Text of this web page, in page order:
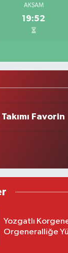
AKŞAM
19:52
Favorin
Yozgatlı
Orgeneralliğe